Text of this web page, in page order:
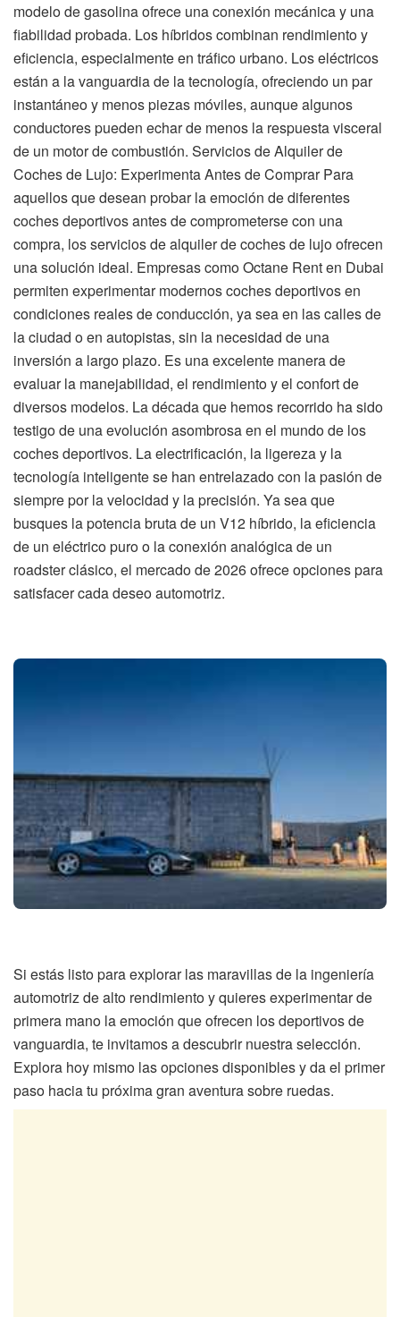
modelo de gasolina ofrece una conexión mecánica y una
fiabilidad probada. Los híbridos combinan rendimiento y
eficiencia, especialmente en tráfico urbano. Los eléctricos
están a la vanguardia de la tecnología, ofreciendo un par
instantáneo y menos piezas móviles, aunque algunos
conductores pueden echar de menos la respuesta visceral
de un motor de combustión. Servicios de Alquiler de
Coches de Lujo: Experimenta Antes de Comprar Para
aquellos que desean probar la emoción de diferentes
coches deportivos antes de comprometerse con una
compra, los servicios de alquiler de coches de lujo ofrecen
una solución ideal. Empresas como Octane Rent en Dubai
permiten experimentar modernos coches deportivos en
condiciones reales de conducción, ya sea en las calles de
la ciudad o en autopistas, sin la necesidad de una
inversión a largo plazo. Es una excelente manera de
evaluar la manejabilidad, el rendimiento y el confort de
diversos modelos. La década que hemos recorrido ha sido
testigo de una evolución asombrosa en el mundo de los
coches deportivos. La electrificación, la ligereza y la
tecnología inteligente se han entrelazado con la pasión de
siempre por la velocidad y la precisión. Ya sea que
busques la potencia bruta de un V12 híbrido, la eficiencia
de un eléctrico puro o la conexión analógica de un
roadster clásico, el mercado de 2026 ofrece opciones para
satisfacer cada deseo automotriz.
Si estás listo para explorar las maravillas de la ingeniería
automotriz de alto rendimiento y quieres experimentar de
primera mano la emoción que ofrecen los deportivos de
vanguardia, te invitamos a descubrir nuestra selección.
Explora hoy mismo las opciones disponibles y da el primer
paso hacia tu próxima gran aventura sobre ruedas.